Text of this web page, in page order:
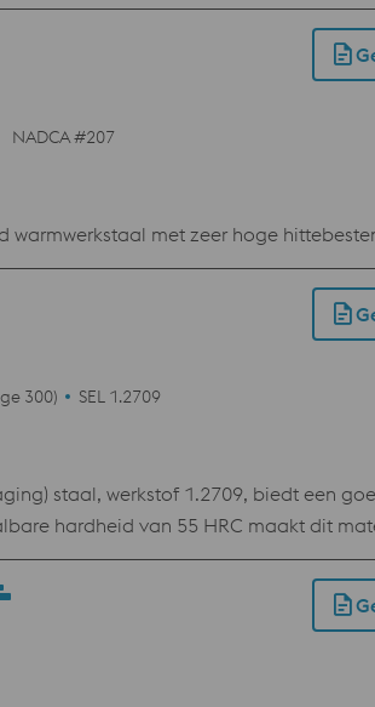
NADCA #207
warmwerkstaal met zeer hoge
300) SEL 1.2709
staal, werkstof 1.2709, biedt een
hardheid van 55 HRC maakt dit